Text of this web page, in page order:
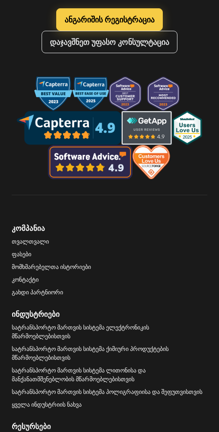
ანგარიშის რეგისტრაცია
დაჯავშნეთ უფასო კონსულტაცია
კომპანია
თვალთვალი
ფასები
მომხმარებელთა ისტორიები
კონტაქტი
გახდი პარტნიორი
ინდუსტრიები
სატრანსპორტო მართვის სისტემა ელექტრონიკის
მწარმოებლებისთვის
სატრანსპორტო მართვის სისტემა ქიმიური პროდუქტების
მწარმოებლებისთვის
სატრანსპორტო მართვის სისტემა ლითონისა და
მანქანათმშენებლობის მწარმოებლებისთვის
სატრანსპორტო მართვის სისტემა პოლიგრაფიისა და შეფუთვისთვის
ყველა ინდუსტრიის ნახვა
რესურსები